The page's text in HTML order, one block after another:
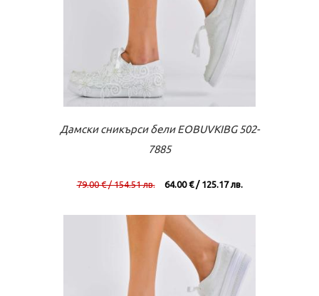
Виж повече
Дамски сникърси бели EOBUVKIBG 502-
7885
79.00 € / 154.51 лв. 64.00 € / 125.17 лв.